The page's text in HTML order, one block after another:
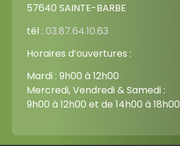
57640 SAINTE-BARBE
tél : 03.87.64.10.63
Horaires d’ouvertures :
Mardi : 9h00 à 12h00
Mercredi, Vendredi & Samedi :
9h00 à 12h00 et de 14h00 à 18h00